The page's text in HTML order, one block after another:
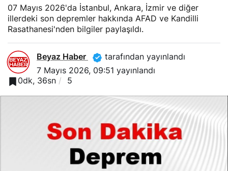
07 Mayıs 2026'da İstanbul, Ankara, İzmir ve diğer
illerdeki son depremler hakkında AFAD ve Kandilli
Rasathanesi'nden bilgiler paylaşıldı.
Beyaz Haber
tarafından yayınlandı
7 Mayıs 2026, 09:51 yayınlandı
0dk, 36sn
5
yolcu